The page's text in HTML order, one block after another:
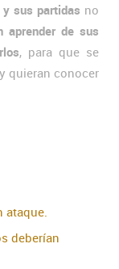
sus partidas no
aprender de sus
, para que se
quieran conocer
ataque.
deberían